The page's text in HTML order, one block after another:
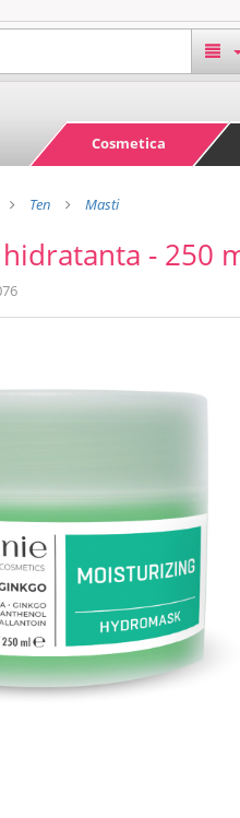
Cosmetica
Ten Masti
- 250